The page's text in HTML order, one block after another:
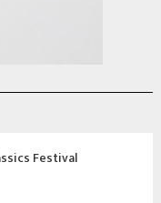
Festival